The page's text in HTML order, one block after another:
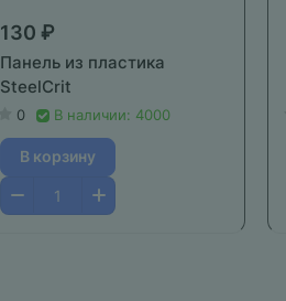
130 ₽
Панель из пластика
SteelCrit
0 В наличии: 4000
В корзину